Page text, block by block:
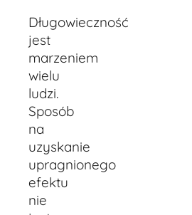
Długowieczność
jest
marzeniem
wielu
ludzi.
Sposób
na
uzyskanie
upragnionego
efektu
nie